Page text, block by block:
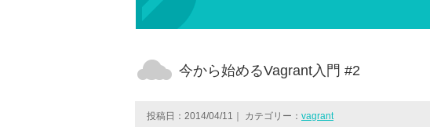
今から始めるVagrant入門 #2
投稿日：2014/04/11 カテゴリー： vagrant